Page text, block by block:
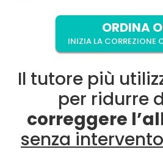
ORDINA
INIZIA LA CORREZIONE
Il tutore più
per ridurre
correggere
senza